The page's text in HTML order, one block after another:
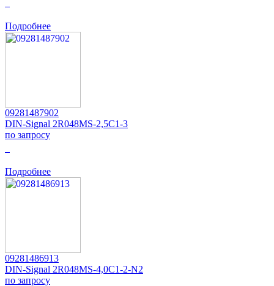
Подробнее
09281487902
DIN-Signal 2R048MS-2,5C1-3
по запросу
Подробнее
09281486913
DIN-Signal 2R048MS-4,0C1-2-N2
по запросу